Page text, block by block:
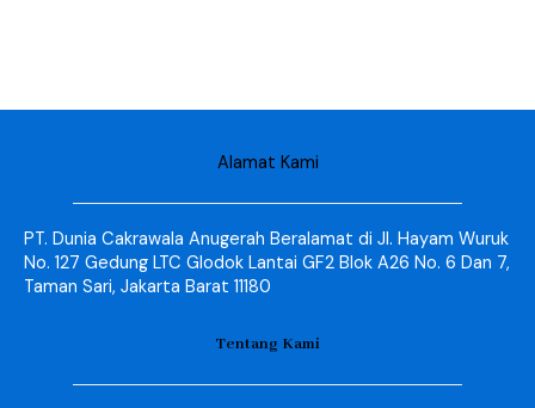
Alamat Kami
PT. Dunia Cakrawala Anugerah Beralamat di Jl. Hayam Wuruk
No. 127 Gedung LTC Glodok Lantai GF2 Blok A26 No. 6 Dan 7,
Taman Sari, Jakarta Barat 11180
Tentang Kami